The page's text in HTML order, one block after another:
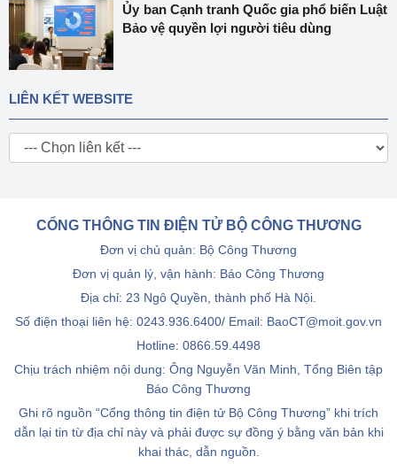
Ủy ban Cạnh tranh Quốc gia phổ biến Luật
Bảo vệ quyền lợi người tiêu dùng
LIÊN KẾT WEBSITE
CỔNG THÔNG TIN ĐIỆN TỬ BỘ CÔNG THƯƠNG
Đơn vị chủ quản: Bộ Công Thương
Đơn vị quản lý, vận hành: Báo Công Thương
Địa chỉ: 23 Ngô Quyền, thành phố Hà Nội.
Số điện thoại liên hệ: 0243.936.6400/ Email: BaoCT@moit.gov.vn
Hotline: 0866.59.4498
Chịu trách nhiệm nội dung: Ông Nguyễn Văn Minh, Tổng Biên tập
Báo Công Thương
Ghi rõ nguồn “Cổng thông tin điện tử Bộ Công Thương” khi trích
dẫn lại tin từ địa chỉ này và phải được sự đồng ý bằng văn bản khi
khai thác, dẫn nguồn.